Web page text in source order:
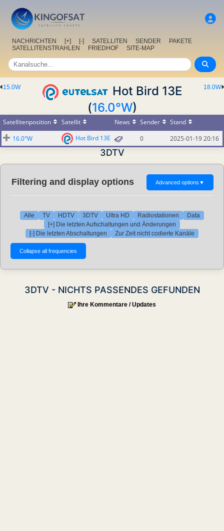
NACHRICHTEN [+] [-] SATELLITEN SENDER
PAKETE
SATELLITENSTRAHLEN
FRIEDHOF SITE-MAP
18.0W
15.0W
Hot Bird 13E
(16.0°W)
Satellitenposition Satellit News Sender
Stand
16.0°W
Hot Bird 13E 0 2025-01-19 20:16
3DTV
Filtering and display options Advanced options ▼
Alle TV HDTV 3DTV Ultra HD Radiostationen
Data
[+] Die letzten Aufschaltungen und Änderungen
[-] Die letzten Abschaltungen
Zur Zeit nicht codierte Kanäle
3DTV - NICHTS PASSENDES GEFUNDEN
Ihre Kommentare / Updates